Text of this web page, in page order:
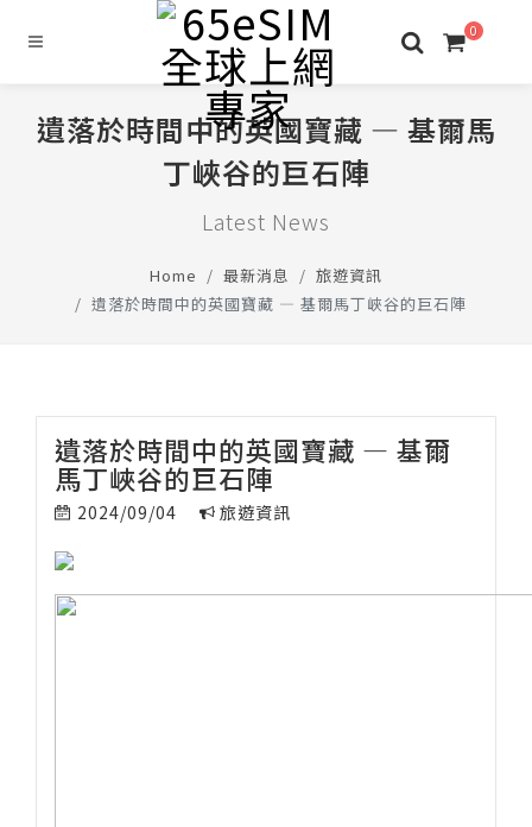
0
遺落於時間中的英國寶藏 — 基爾馬
丁峽谷的巨石陣
Latest News
Home 最新消息
旅遊資訊
遺落於時間中的英國寶藏 — 基爾馬丁峽谷的巨石陣
遺落於時間中的英國寶藏 — 基爾
馬丁峽谷的巨石陣
2024/09/04 旅遊資訊